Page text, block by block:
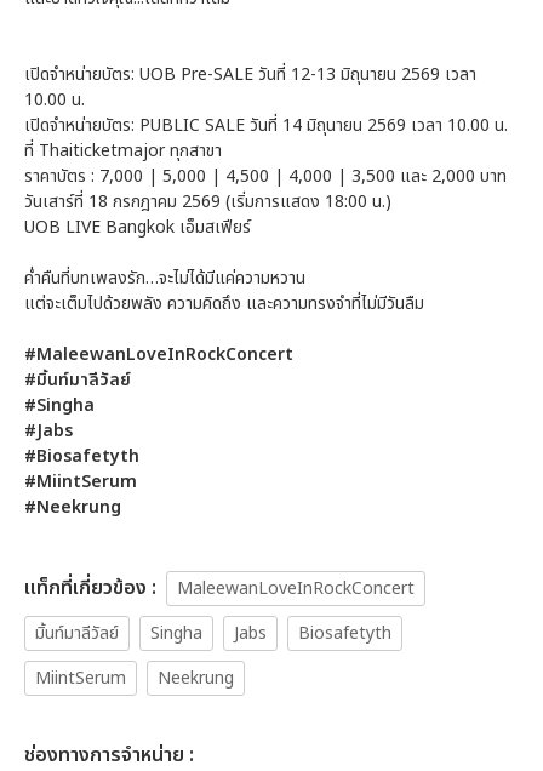
เปิดจำหน่ายบัตร: UOB Pre-SALE วันที่ 12-13 มิถุนายน 2569 เวลา
10.00 น.
เปิดจำหน่ายบัตร: PUBLIC SALE วันที่ 14 มิถุนายน 2569 เวลา 10.00 น.
ที่ Thaiticketmajor ทุกสาขา
ราคาบัตร : 7,000 | 5,000 | 4,500 | 4,000 | 3,500 และ 2,000 บาท
วันเสาร์ที่ 18 กรกฎาคม 2569 (เริ่มการแสดง 18:00 น.)
UOB LIVE Bangkok เอ็มสเฟียร์
ค่ำคืนที่บทเพลงรัก…จะไม่ได้มีแค่ความหวาน
แต่จะเต็มไปด้วยพลัง ความคิดถึง และความทรงจำที่ไม่มีวันลืม
#MaleewanLoveInRockConcert
#มิ้นท์มาลีวัลย์
#Singha
#Jabs
#Biosafetyth
#MiintSerum
#Neekrung
เเท็กที่เกี่ยวข้อง :
MaleewanLoveInRockConcert
มิ้นท์มาลีวัลย์
Singha Jabs
Biosafetyth
MiintSerum
Neekrung
ช่องทางการจำหน่าย :